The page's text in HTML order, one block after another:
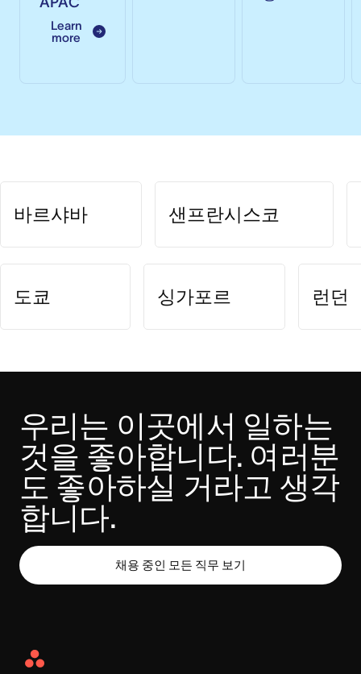
Learn
more
바르샤바 샌프란시스코
도쿄 싱가포르 런던
우리는 이곳에서 일하는
것을 좋아합니다. 여러분
도 좋아하실 거라고 생각
합니다.
채용 중인 모든 직무 보기
Asana